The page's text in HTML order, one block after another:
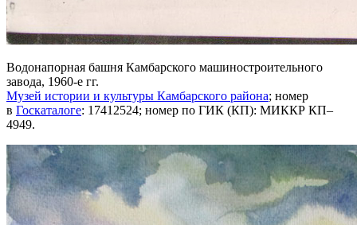
Водонапорная башня Камбарского машиностроительного
завода, 1960-е гг.
Музей истории и культуры Камбарского района; номер
в Госкаталоге: 17412524; номер по ГИК (КП): МИККР КП–
4949.